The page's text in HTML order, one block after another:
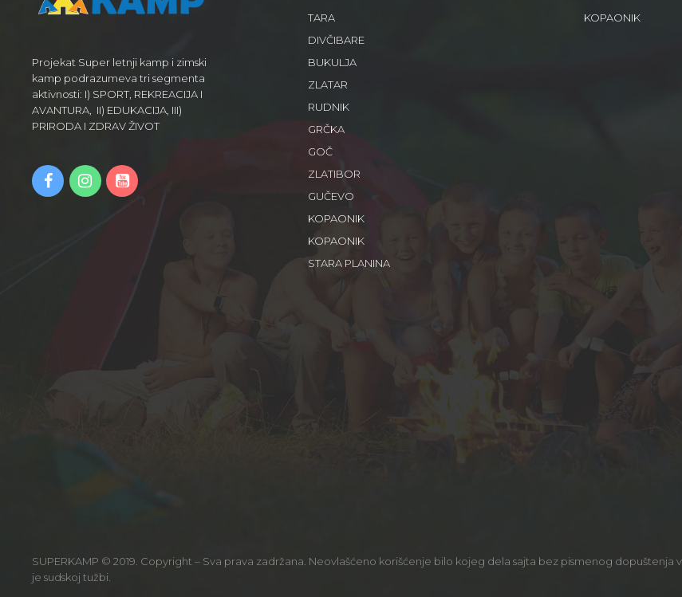
Projekat Super letnji kamp i zimski
kamp podrazumeva tri segmenta
aktivnosti: I) SPORT, REKREACIJA I
AVANTURA, II) EDUKACIJA, III)
PRIRODA I ZDRAV ŽIVOT
TARA
DIVČIBARE
BUKULJA
ZLATAR
RUDNIK
GRČKA
GOČ
ZLATIBOR
GUČEVO
KOPAONIK
KOPAONIK
STARA PLANINA
KOPAONIK
SUPERKAMP © 2019. Copyright – Sva prava zadržana. Neovlašćeno korišćenje bilo kojeg dela sajta bez pismenog
je sudskoj tužbi.